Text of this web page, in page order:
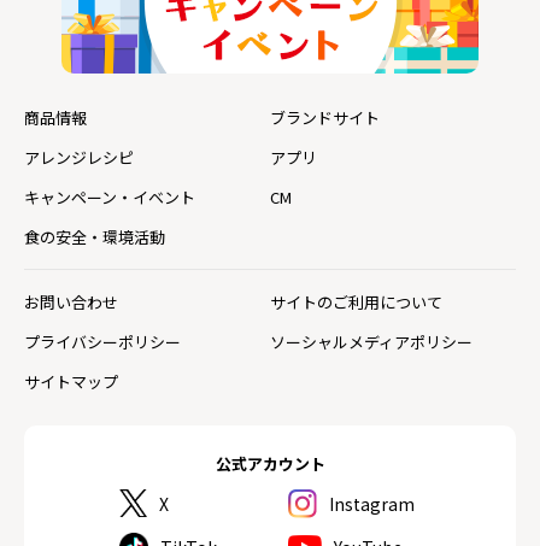
公式アカウント
X
Instagram
商品情報
ブランドサイト
アレンジレシピ
アプリ
キャンペーン・イベント
CM
食の安全・環境活動
お問い合わせ
サイトのご利用について
プライバシーポリシー
ソーシャルメディアポリシー
サイトマップ